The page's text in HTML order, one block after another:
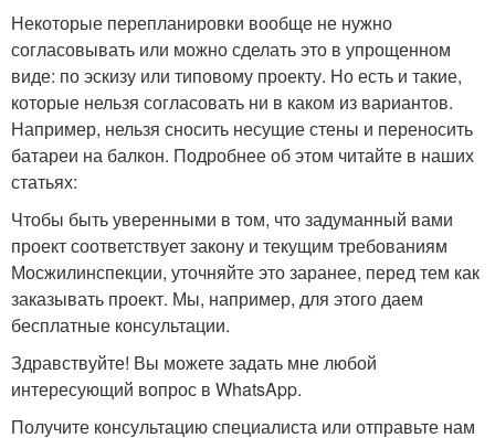
Некоторые перепланировки вообще не нужно
согласовывать или можно сделать это в упрощенном
виде: по эскизу или типовому проекту. Но есть и такие,
которые нельзя согласовать ни в каком из вариантов.
Например, нельзя сносить несущие стены и переносить
батареи на балкон. Подробнее об этом читайте в наших
статьях:
Чтобы быть уверенными в том, что задуманный вами
проект соответствует закону и текущим требованиям
Мосжилинспекции, уточняйте это заранее, перед тем как
заказывать проект. Мы, например, для этого даем
бесплатные консультации.
Здравствуйте! Вы можете задать мне любой
интересующий вопрос в WhatsApp.
Получите консультацию специалиста или отправьте нам